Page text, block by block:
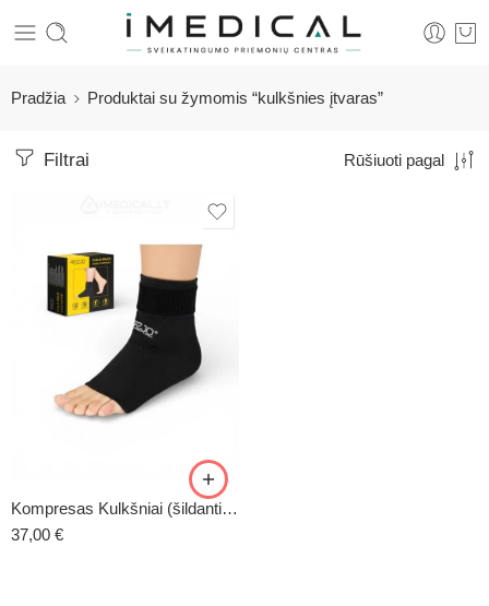
Pradžia Produktai su žymomis “kulkšnies įtvaras”
Filtrai Rūšiuoti pagal
Kompresas Kulkšniai (šildantis / šaldantis)
37,00 €